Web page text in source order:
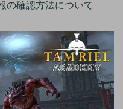
の確認方法について